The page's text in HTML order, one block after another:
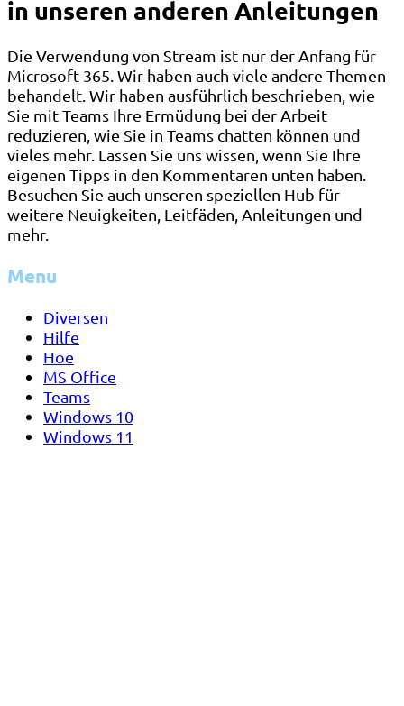
in unseren anderen Anleitungen
Die Verwendung von Stream ist nur der Anfang für
Microsoft 365. Wir haben auch viele andere Themen
behandelt. Wir haben ausführlich beschrieben, wie
Sie mit Teams Ihre Ermüdung bei der Arbeit
reduzieren, wie Sie in Teams chatten können und
vieles mehr. Lassen Sie uns wissen, wenn Sie Ihre
eigenen Tipps in den Kommentaren unten haben.
Besuchen Sie auch unseren speziellen Hub für
weitere Neuigkeiten, Leitfäden, Anleitungen und
mehr.
Menu
Diversen
Hilfe
Hoe
MS Office
Teams
Windows 10
Windows 11